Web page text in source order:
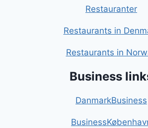
Restauranter
Restaurants in
Restaurants in
Business
DanmarkBusiness